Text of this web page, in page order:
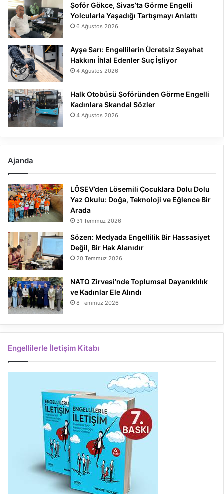
Şoför Gökce, Sivas’ta Görme Engelli
Yolcularla Yaşadığı Tartışmayı Anlattı
6 Ağustos 2026
Ayşe Sarı: Engellilerin Ücretsiz Seyahat
Hakkını İhlal Edenler Suç İşliyor
4 Ağustos 2026
Halk Otobüsü Şoföründen Görme Engelli
Kadınlara Skandal Sözler
4 Ağustos 2026
Ajanda
LÖSEV’den Lösemili Çocuklara Dolu Dolu
Yaz Okulu: Doğa, Teknoloji ve Eğlence Bir
Arada
31 Temmuz 2026
Sözen: Medyada Engellilik Bir Hassasiyet
Değil, Bir Hak Alanıdır
20 Temmuz 2026
NATO Zirvesi’nde Toplumsal Dayanıklılık
ve Kadınlar Ele Alındı
8 Temmuz 2026
Engellilerle İletişim Kitabı